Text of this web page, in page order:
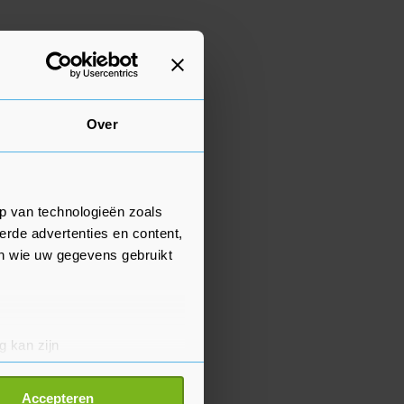
Over
van technologieën zoals
advertenties en content,
wie uw gegevens gebruikt
kan zijn
detailgedeelte
Accepteren